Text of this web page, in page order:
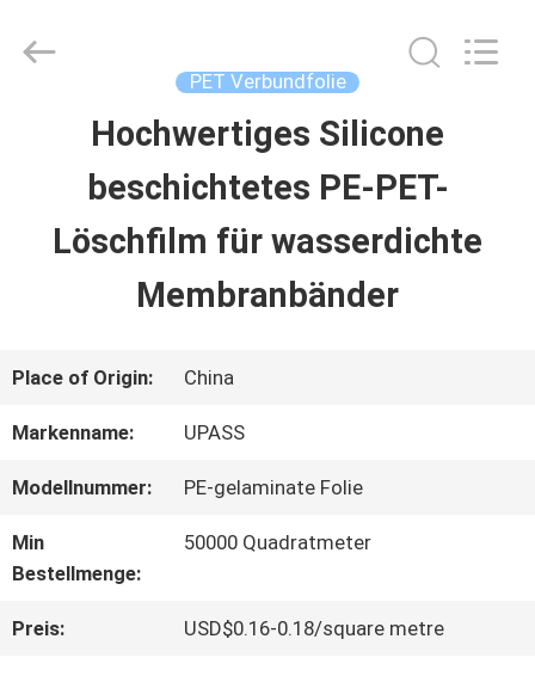
HAUSE
PRODUKTE
VIDEOS
Technology
(Shanghai)
PET Verbundfolie
Hochwertiges Silicone
beschichtetes PE-PET-
Löschfilm für wasserdichte
Membranbänder
Place of Origin: China
Markenname: UPASS
Modellnummer: PE-gelaminate Folie
Min
Bestellmenge:
50000 Quadratmeter
Preis: USD$0.16-0.18/square metre